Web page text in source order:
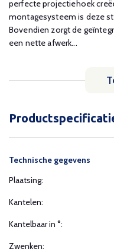
perfecte projectiehoek
montagesysteem is deze
Bovendien zorgt de
een nette afwerk...
Technische gegevens
Plaatsing:
Kantelen:
Kantelbaar in °:
Zwenken: